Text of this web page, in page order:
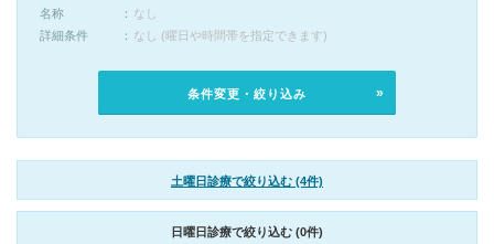
名称
なし
詳細条件
なし (曜日や時間帯を指定できます)
条件変更・絞り込み
土曜日診療で絞り込む (4件)
日曜日診療で絞り込む (0件)